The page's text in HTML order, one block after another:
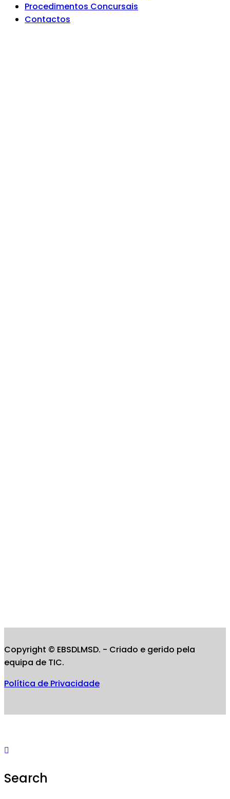
Procedimentos Concursais
Contactos
Copyright © EBSDLMSD. - Criado e gerido pela
equipa de TIC.
Política de Privacidade
Search